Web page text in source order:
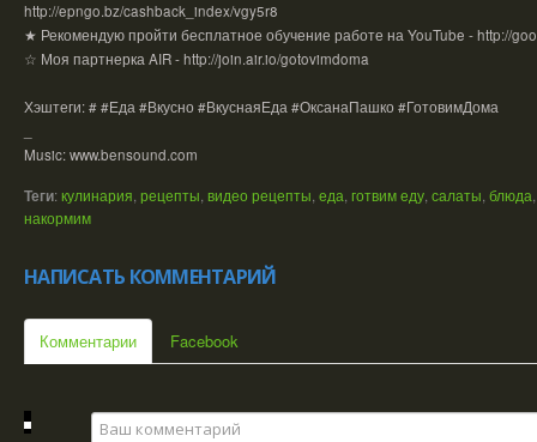
http://epngo.bz/cashback_index/vgy5r8
★ Рекомендую пройти бесплатное обучение работе на YouTube - http://
☆ Моя партнерка AIR - http://join.air.io/gotovimdoma
Хэштеги: # #Еда #Вкусно #ВкуснаяЕда #ОксанаПашко #ГотовимДома
Music: www.bensound.com
Теги: кулинария рецепты видео рецепты еда готвим еду салаты блюда
накормим
НАПИСАТЬ КОММЕНТАРИЙ
Комментарии Facebook